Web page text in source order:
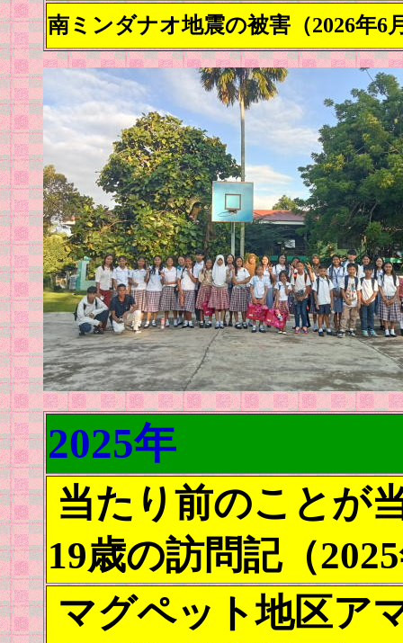
南ミンダナオ地震の被害 （2026年6
2025年
当たり前のことが
19歳の訪問記（
マグペット地区ア